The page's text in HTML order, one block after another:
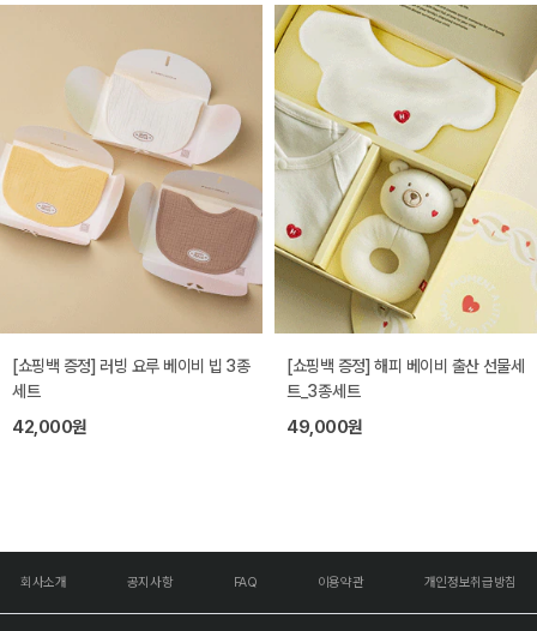
[쇼핑백 증정] 러빙 요루 베이비 빕 3종
세트
42,000원
[쇼핑백 증정] 해피 베이비 출산 선물세
트_3종세트
49,000원
회사소개 공지사항 FAQ 이용약관 개인정보취급방침